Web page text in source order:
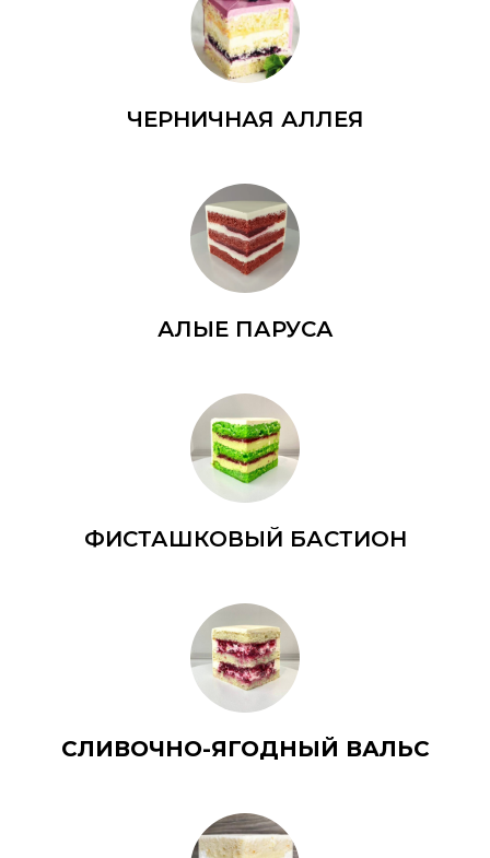
ЧЕРНИЧНАЯ АЛЛЕЯ
АЛЫЕ ПАРУСА
ФИСТАШКОВЫЙ БАСТИОН
СЛИВОЧНО-ЯГОДНЫЙ ВАЛЬС